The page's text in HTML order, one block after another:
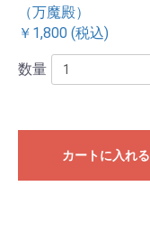
（万魔殿）
￥1,800 (税込)
数量
カートに入れる